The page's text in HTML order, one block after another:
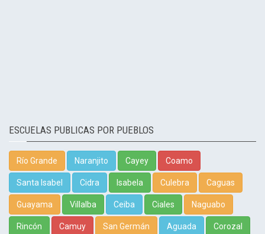
ESCUELAS PUBLICAS POR PUEBLOS
Río Grande Naranjito Cayey Coamo
Santa Isabel Cidra Isabela Culebra Caguas
Guayama Villalba Ceiba Ciales Naguabo
Rincón Camuy San Germán Aguada Corozal